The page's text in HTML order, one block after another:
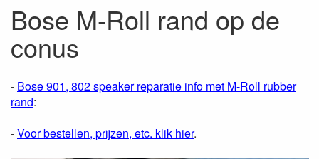
Bose M-Roll rand op de
conus
- Bose 901, 802 speaker reparatie info met M-Roll rubber
rand:
-Voor bestellen, prijzen, etc. klik hier.